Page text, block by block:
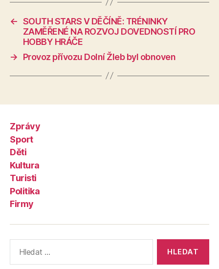
← SOUTH STARS V DĚČÍNĚ: TRÉNINKY
ZAMĚŘENÉ NA ROZVOJ DOVEDNOSTÍ PRO
HOBBY HRÁČE
→
Provoz přívozu Dolní Žleb byl obnoven
Zprávy
Sport
Děti
Kultura
Turisti
Politika
Firmy
vyhledávání: